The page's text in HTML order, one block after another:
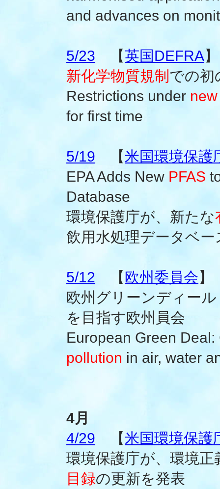
and advances on
5/23 【英国DEFRA】
新化学物質規制 での初
Restrictions under
for first time
5/19 【米国環境保護
EPA Adds New PFAS
Database
環境保護庁が、新たな
飲用水処理データベー
5/12 【欧州委員会】
欧州グリーンディー
を目指す欧州員会
European Green
pollution in air, water
4月
4/29 【米国環境保護
環境保護庁が、環境
目録の更新を発表